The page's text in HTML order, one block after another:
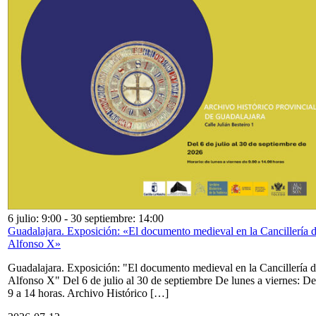
6 julio: 9:00 - 30 septiembre: 14:00
Guadalajara. Exposición: «El documento medieval en la Cancillería
Alfonso X»
Guadalajara. Exposición: "El documento medieval en la Cancillería
Alfonso X" Del 6 de julio al 30 de septiembre De lunes a viernes: De
9 a 14 horas. Archivo Histórico […]